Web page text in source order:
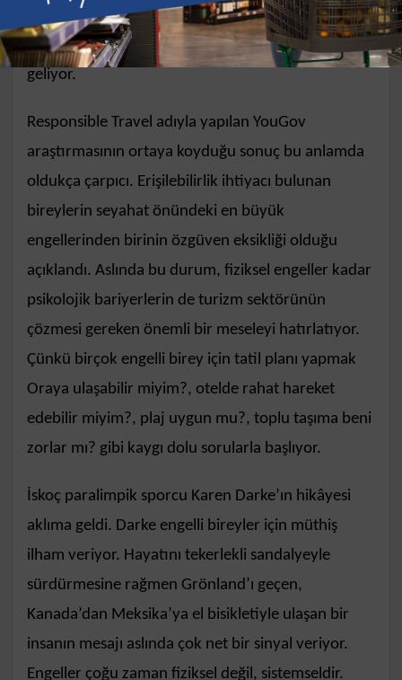
Dünyada turizm anlayışı hızla değişiyor. Tatil
kavramında herkes için “ulaşabilmek” önemli hale
geliyor.
Responsible Travel adıyla yapılan YouGov
araştırmasının ortaya koyduğu sonuç bu anlamda
oldukça çarpıcı. Erişilebilirlik ihtiyacı bulunan
bireylerin seyahat önündeki en büyük
engellerinden birinin özgüven eksikliği olduğu
açıklandı. Aslında bu durum, fiziksel engeller kadar
psikolojik bariyerlerin de turizm sektörünün
çözmesi gereken önemli bir meseleyi hatırlatıyor.
Çünkü birçok engelli birey için tatil planı yapmak
Oraya ulaşabilir miyim?, otelde rahat hareket
edebilir miyim?, plaj uygun mu?, toplu taşıma beni
zorlar mı? gibi kaygı dolu sorularla başlıyor.
İskoç paralimpik sporcu Karen Darke’ın hikâyesi
aklıma geldi. Darke engelli bireyler için müthiş
ilham veriyor. Hayatını tekerlekli sandalyeyle
sürdürmesine rağmen Grönland’ı geçen,
Kanada’dan Meksika’ya el bisikletiyle ulaşan bir
insanın mesajı aslında çok net bir sinyal veriyor.
Engeller çoğu zaman fiziksel değil, sistemseldir.